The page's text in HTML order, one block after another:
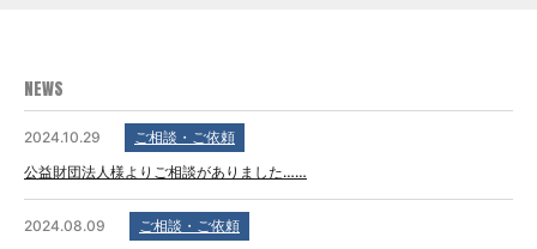
NEWS
2024.10.29
ご相談・ご依頼
公益財団法人様よりご相談がありました……
2024.08.09
ご相談・ご依頼